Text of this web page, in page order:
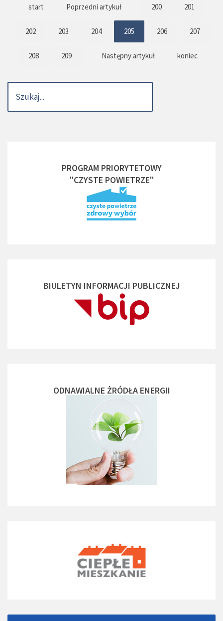
start Poprzedni artykuł 200 201
202 203 204 205 206 207
208 209 Następny artykuł koniec
PROGRAM PRIORYTETOWY
"CZYSTE POWIETRZE"
BIULETYN INFORMACJI PUBLICZNEJ
ODNAWIALNE ŻRÓDŁA ENERGII